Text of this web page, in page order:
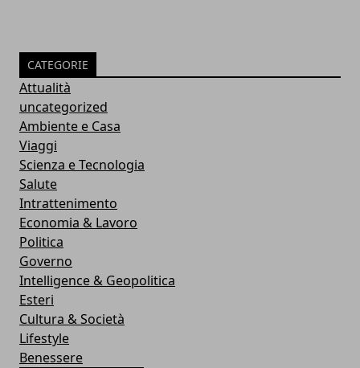
CATEGORIE
Attualità
uncategorized
Ambiente e Casa
Viaggi
Scienza e Tecnologia
Salute
Intrattenimento
Economia & Lavoro
Politica
Governo
Intelligence & Geopolitica
Esteri
Cultura & Società
Lifestyle
Benessere